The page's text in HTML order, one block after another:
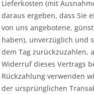
Lieferkosten (mit
daraus ergeben, dass Sie
von uns angebotene,
haben), unverzüglich und
dem Tag zurückzuzahlen,
Widerruf dieses Vertrags
Rückzahlung verwenden
der ursprünglichen